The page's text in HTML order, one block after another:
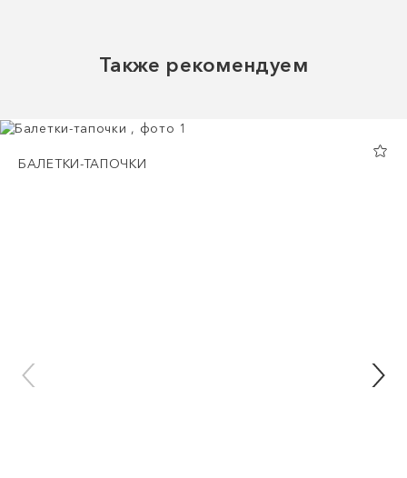
Также рекомендуем
БАЛЕТКИ-ТАПОЧКИ